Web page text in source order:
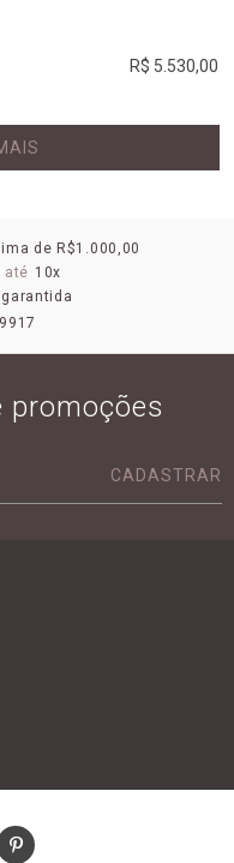
R$ 5.530,00
de R$1.000,00
até 10x
garantida
promoções
CADASTRAR